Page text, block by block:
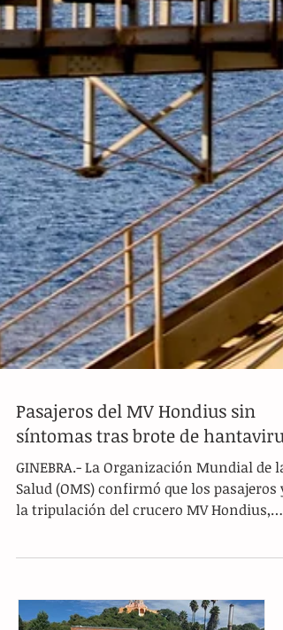
Pasajeros del MV Hondius sin
síntomas tras brote de hantavirus
GINEBRA.- La Organización Mundial de la
la tripulación del crucero MV Hondius,
mantienen libres de síntomas hasta el
momento. El buque se dirige actualmente